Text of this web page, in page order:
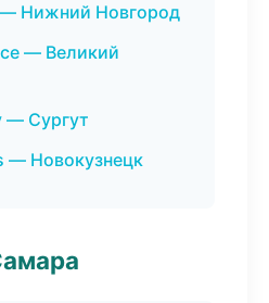
— Нижний Новгород
— Великий
— Сургут
— Новокузнецк